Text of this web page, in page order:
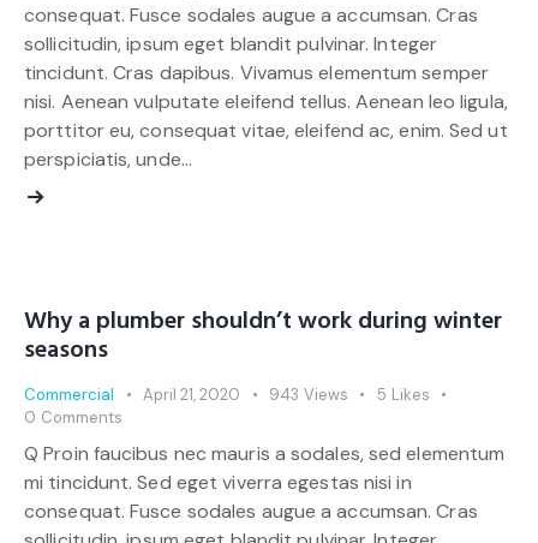
consequat. Fusce sodales augue a accumsan. Cras
sollicitudin, ipsum eget blandit pulvinar. Integer
tincidunt. Cras dapibus. Vivamus elementum semper
nisi. Aenean vulputate eleifend tellus. Aenean leo ligula,
porttitor eu, consequat vitae, eleifend ac, enim. Sed ut
perspiciatis, unde…
Why a plumber shouldn’t work during winter
seasons
Commercial April 21, 2020 943 Views 5 Likes
0 Comments
Q Proin faucibus nec mauris a sodales, sed elementum
mi tincidunt. Sed eget viverra egestas nisi in
consequat. Fusce sodales augue a accumsan. Cras